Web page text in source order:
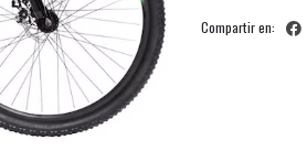
Compartir en: